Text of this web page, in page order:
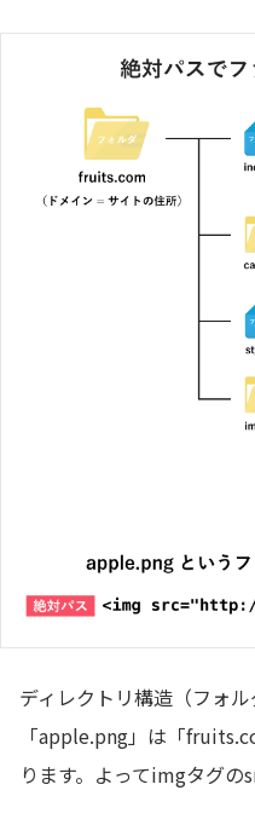
ディレクトリ構造（フォ
「apple.png」は「
ります。よってimgタグ